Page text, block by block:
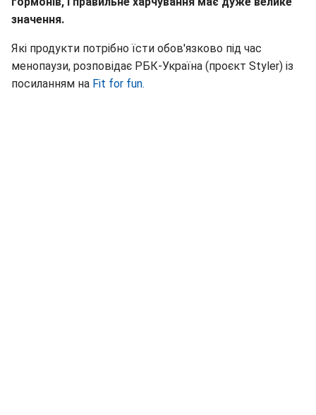
значення.
Які продукти потрібно їсти обов'язково під час
менопаузи, розповідає РБК-Україна (проєкт Styler) із
посиланням на Fit for fun.